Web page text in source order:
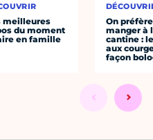
meilleures
du moment
en famille
On préfère
manger à
cantine :
aux
façon